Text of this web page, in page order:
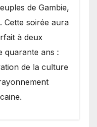
de Gambie,
Cette soirée aura
à deux
quarante ans :
de la culture